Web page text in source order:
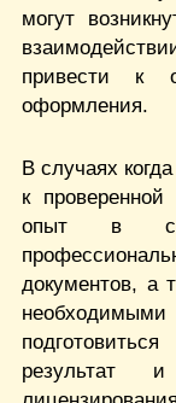
могут
привести к
оформления.
В случаях
к
опыт в
документов, а
необходимыми
результат